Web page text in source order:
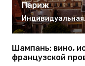
Париж
Индивидуальная
Шампань: вино,
французской